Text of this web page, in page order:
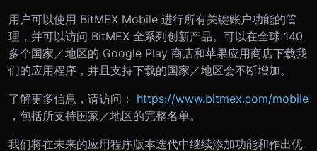
用户可以使用 BitMEX Mobile 进行所有关键账户功能的管
理，并可以访问 BitMEX 全系列创新产品。可以在全球 140
多个国家／地区的 Google Play 商店和苹果应用商店下载我
们的应用程序，并且支持下载的国家／地区会不断增加。
了解更多信息，请访问： https://www.bitmex.com/mobile
，包括所支持国家／地区的完整名单。
我们将在未来的应用程序版本迭代中继续添加功能和作出优